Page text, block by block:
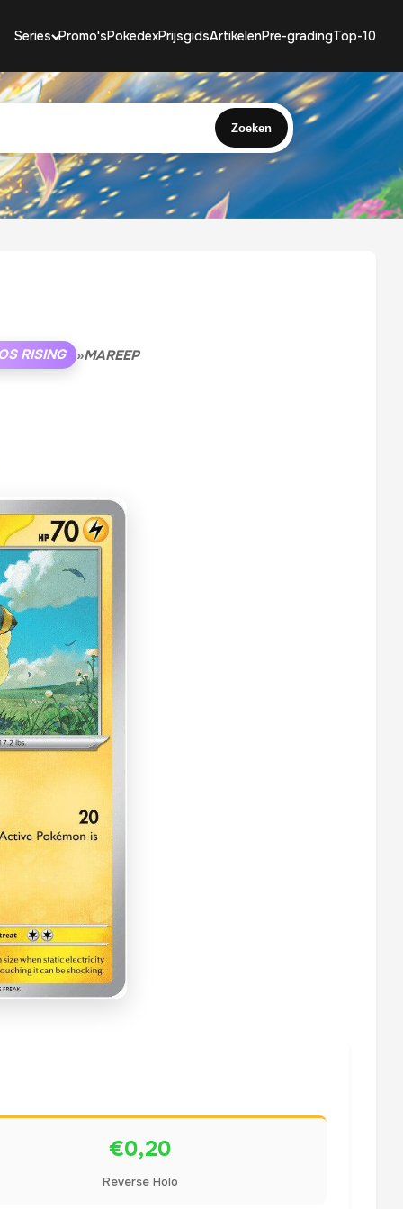
Series Promo'sPokedexPrijsgidsArtikelenPre-gradingTop-10
Zoeken
RISING »MAREEP
€0,20
Reverse Holo